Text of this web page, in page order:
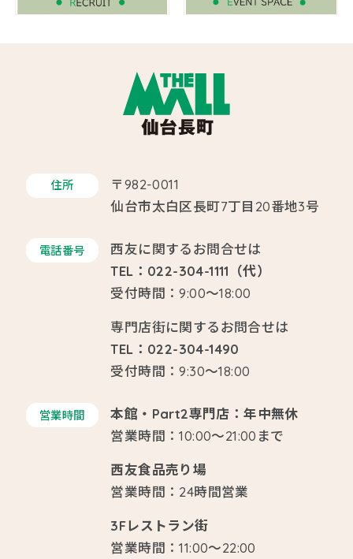
住所
〒982-0011
仙台市太白区長町7丁目20番地3号
電話番号
西友に関するお問合せは
TEL：022-304-1111（代）
受付時間：9:00～18:00
専門店街に関するお問合せは
TEL：022-304-1490
受付時間：9:30～18:00
営業時間
本館・Part2専門店：年中無休
営業時間：10:00～21:00まで
西友食品売り場
営業時間：24時間営業
3Fレストラン街
営業時間：11:00～22:00